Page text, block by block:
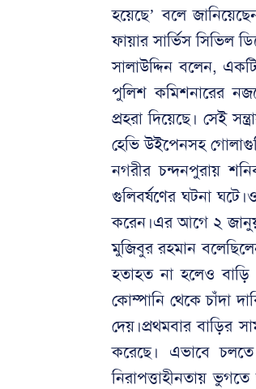
হয়েছে’ বলে জানিয়েছেন
ফায়ার সার্ভিস সিভিল
সালাউদ্দিন বলেন,
পুলিশ কমিশনারের
প্রহরা দিয়েছে। সেই
হেভি উইপেনসহ
নগরীর চন্দনপুরায়
গুলিবর্ষণের ঘটনা
করেন।এর আগে ২
মুজিবুর রহমান
হতাহত না হলেও বাড়ি
কোম্পানি থেকে চাঁদা
দেয়।প্রথমবার বাড়ির
করেছে। এভাবে চলতে
নিরাপত্তাহীনতায়